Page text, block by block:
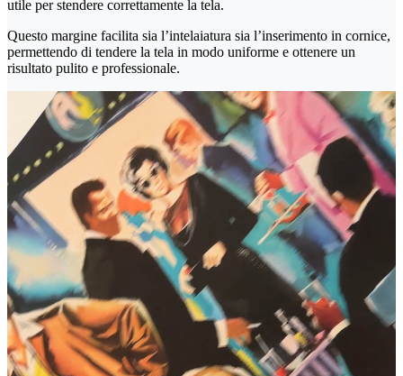
utile per stendere correttamente la tela.
Questo margine facilita sia l’intelaiatura sia l’inserimento in cornice,
permettendo di tendere la tela in modo uniforme e ottenere un
risultato pulito e professionale.